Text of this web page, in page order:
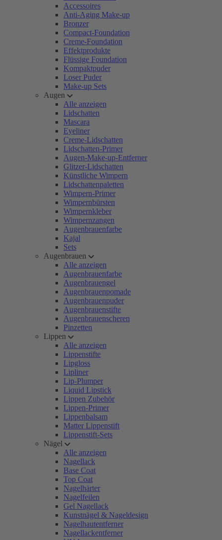
Accessoires
Anti-Aging Make-up
Bronzer
Compact-Foundation
Creme-Foundation
Effektprodukte
Flüssige Foundation
Kompaktpuder
Loser Puder
Make-up Sets
Augen
Alle anzeigen
Lidschatten
Mascara
Eyeliner
Creme-Lidschatten
Lidschatten-Primer
Augen-Make-up-Entferner
Glitzer-Lidschatten
Künstliche Wimpern
Lidschattenpaletten
Wimpern-Primer
Wimpernbürsten
Wimpernkleber
Wimpernzangen
Augenbrauenfarbe
Kajal
Sets
Augenbrauen
Alle anzeigen
Augenbrauenfarbe
Augenbrauengel
Augenbrauenpomade
Augenbrauenpuder
Augenbrauenstifte
Augenbrauenscheren
Pinzetten
Lippen
Alle anzeigen
Lippenstifte
Lipgloss
Lipliner
Lip-Plumper
Liquid Lipstick
Lippen Zubehör
Lippen-Primer
Lippenbalsam
Matter Lippenstift
Lippenstift-Sets
Nägel
Alle anzeigen
Nagellack
Base Coat
Top Coat
Nagelhärter
Nagelfeilen
Gel Nagellack
Kunstnägel & Nageldesign
Nagelhautentferner
Nagellackentferner